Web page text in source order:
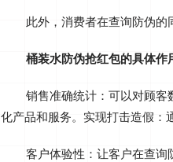
此外，消费者在查询防伪的
桶装水防伪抢红包的具体作
销售‌准确统计‌：可以对顾
化产品和服务‌。实现打击造假‌：
客户体验性‌：让客户在查